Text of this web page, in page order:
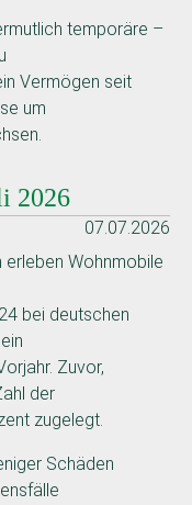
temporäre –
Vermögen seit
um
2026
07.07.2026
Wohnmobile
bei deutschen
Zuvor,
der
zugelegt.
Schäden